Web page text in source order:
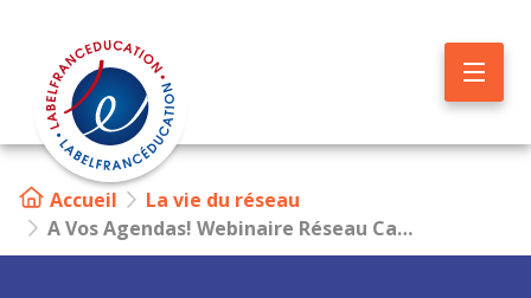
contenu
principal
Accueil
La vie du réseau
A Vos Agendas! Webinaire Réseau Canopé / 5 Février 2025